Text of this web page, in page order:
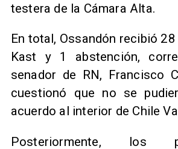
testera de la Cámara Alta.
En total, Ossandón recibió
Kast y 1 abstención,
senador de RN, Francisco
cuestionó que no se
acuerdo al interior de Chile
​Posteriormente, los